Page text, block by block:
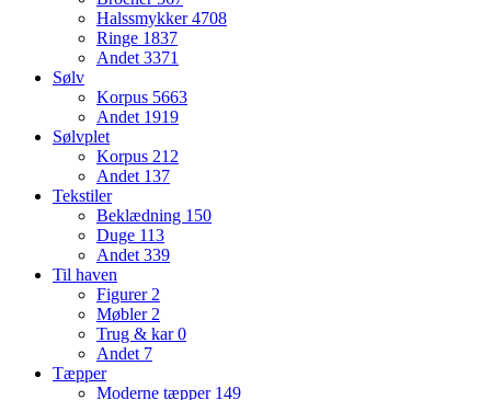
Halssmykker4708
Ringe 1837
Andet3371
Sølv
Korpus 5663
Andet 1919
Sølvplet
Korpus 212
Andet 137
Tekstiler
Beklædning 150
Duge 113
Andet339
Til haven
Figurer2
Møbler2
Trug & kar0
Andet 7
Tæpper
Moderne tæpper 149